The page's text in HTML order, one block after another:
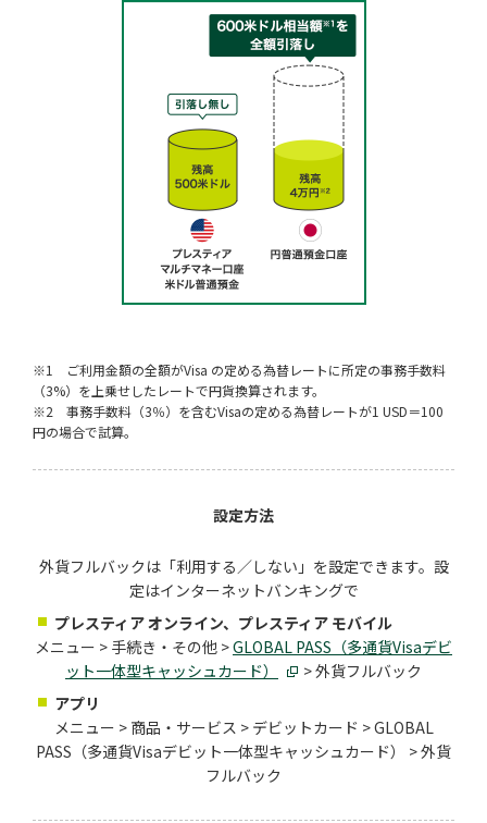
※1 ご利用金額の全額がVisa の定める為替レートに所定の事務手数料
（3%）を上乗せしたレートで円貨換算されます。
※2 事務手数料（3％）を含むVisaの定める為替レートが1 USD＝100
円の場合で試算。
設定方法
外貨フルバックは「利用する／しない」を設定できます。設
定はインターネットバンキングで
プレスティア オンライン、プレスティア モバイル
メニュー > 手続き・その他 >GLOBAL PASS（多通貨Visaデビ
ット一体型キャッシュカード）
> 外貨フルバック
アプリ
メニュー > 商品・サービス > デビットカード > GLOBAL
PASS（多通貨Visaデビット一体型キャッシュカード） > 外貨
フルバック